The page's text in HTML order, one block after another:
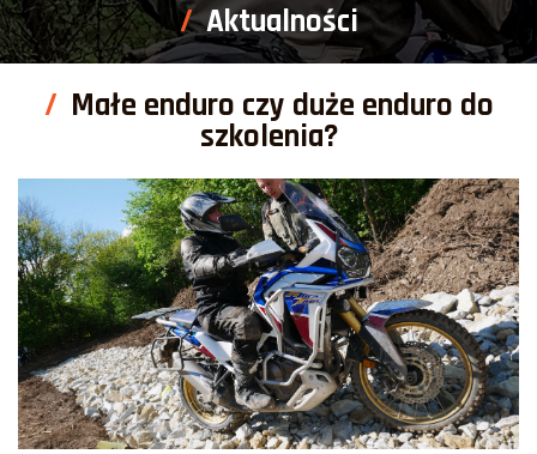
Aktualności
Małe enduro czy duże enduro do
szkolenia?